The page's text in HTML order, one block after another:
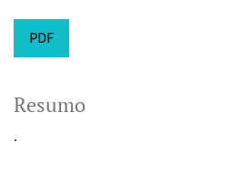
PDF
Resumo
.